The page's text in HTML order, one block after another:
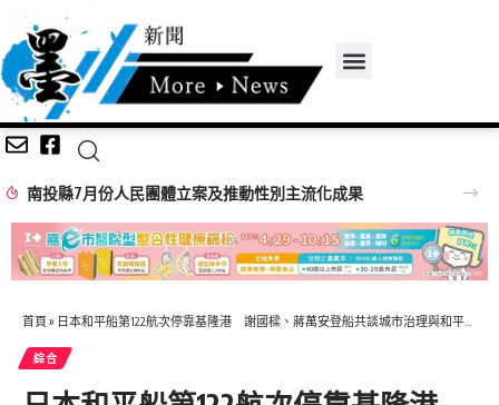
南投縣7月份人民團體立案及推動性別主流化成果
首頁 » 日本和平船第122航次停靠基隆港 謝國樑、蔣萬安登船共談城市治理與和平願景
綜合